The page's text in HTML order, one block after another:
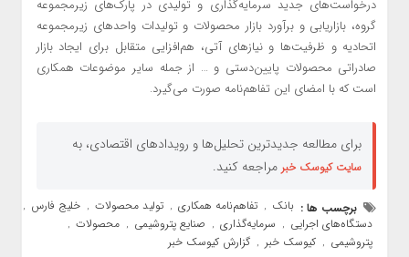
درخواست‌های جدید سرمایه‌گذاری و تولیدی در پارک‌های زیرمجموعه
گروه، بازاریابی و برآورد بازار محصولات و تولیدات واحدهای زیرمجموعه
اتحادیه و ظرفیت‌ها و نیازهای آتی، هم‌افزایی متقابل برای ایجاد بازار
صادراتی محصولات پایین‌دستی و … از جمله سایر موضوعات همکاری
است که با امضای این تفاهم‌نامه صورت می‌گیرد.
برای مطالعه جدیدترین تحلیل‌ها و رویدادهای اقتصادی، به
سایت کیوسک خبر مراجعه کنید.
برچسب ها : بانک , تفاهم‌نامه همکاری , تولید محصولات , خلیج فارس ,
دستگاه‌های اجرایی , سرمایه‌گذاری , صنایع پتروشیمی , محصولات ,
پتروشیمی , کیوسک خبر , گزارش کیوسک خبر